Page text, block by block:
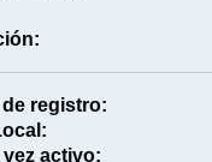
de registro:
vez activo: